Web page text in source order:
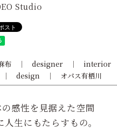
Studio
布 designer
interior
design オパス有栖川
感性を見据えた空間
生にもたらすもの。